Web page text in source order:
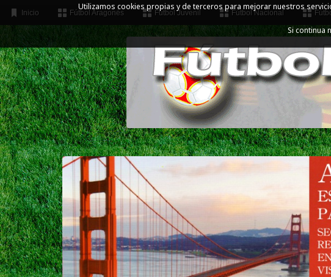
Utilizamos cookies propias y de terceros para mejorar nuestros
Si continua
Inicio Fútbol Aragonés Fútbol Juvenil Fútbol Nacional